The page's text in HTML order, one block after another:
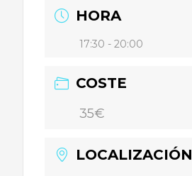
HORA
17:30 - 20:00
COSTE
35€
LOCALIZACIÓN